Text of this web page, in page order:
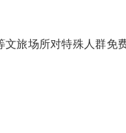
旅场所对特殊人群免